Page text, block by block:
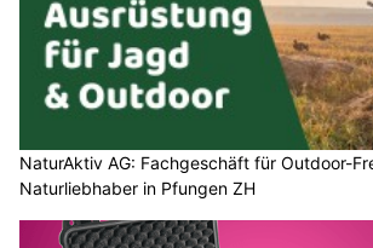
NaturAktiv AG: Fachgeschäft für Outdoor-
Naturliebhaber in Pfungen ZH